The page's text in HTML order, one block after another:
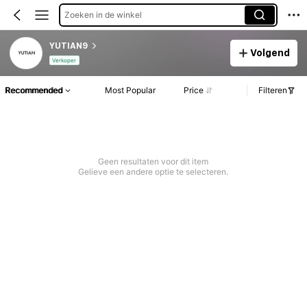
Zoeken in de winkel
YUTIAN9
Verkoper
Volgend
Recommended Most Popular Price Filteren
Geen resultaten voor dit item
Gelieve een andere optie te selecteren.